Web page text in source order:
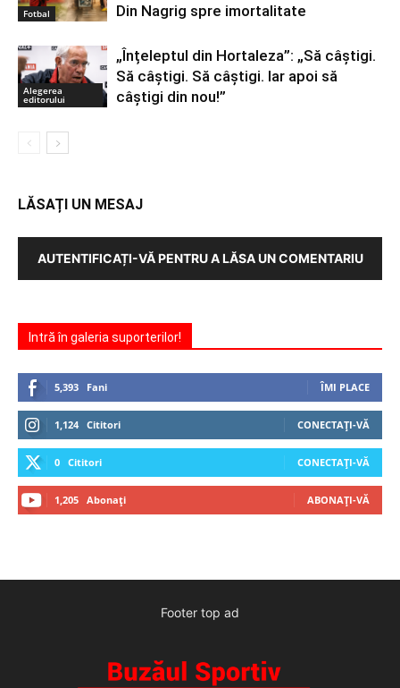
Fotbal
Din Nagrig spre imortalitate
Alegerea
editorului
„Înțeleptul din Hortaleza”: „Să câștigi.
Să câștigi. Să câștigi. Iar apoi să
câștigi din nou!”
LĂSAȚI UN MESAJ
AUTENTIFICAȚI-VĂ PENTRU A LĂSA UN COMENTARIU
Intră în galeria suporterilor!
5,393 Fani ÎMI PLACE
1,124 Cititori CONECTAȚI-VĂ
0 Cititori CONECTAȚI-VĂ
1,205 Abonați ABONAȚI-VĂ
Footer top ad